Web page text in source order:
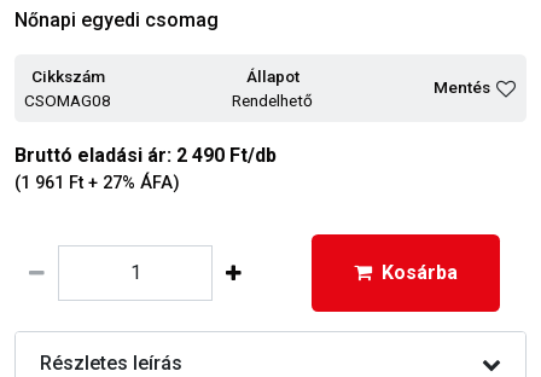
Nőnapi egyedi csomag
Cikkszám
CSOMAG08
Állapot
Rendelhető
Mentés
Bruttó eladási ár: 2 490 Ft/db
(1 961 Ft + 27% ÁFA)
Kosárba
Részletes leírás